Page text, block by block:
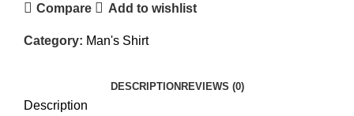
Compare Add to wishlist
Category: Man's Shirt
DESCRIPTION REVIEWS (0)
Description